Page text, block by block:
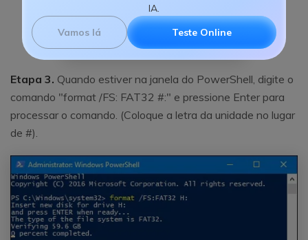
IA.
Vamos lá
Teste Online
Etapa 3. Quando estiver na janela do PowerShell, digite o
comando "format /FS: FAT32 #:" e pressione Enter para
processar o comando. (Coloque a letra da unidade no lugar
de #).